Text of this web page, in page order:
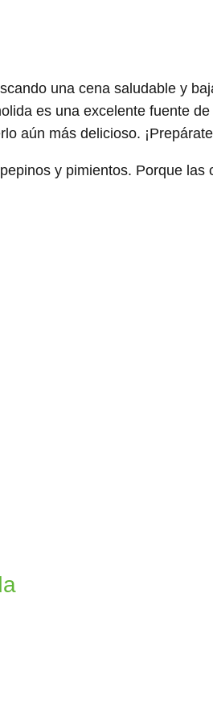
una cena saludable y
es una excelente fuente
aún más delicioso.
y pimientos. Porque